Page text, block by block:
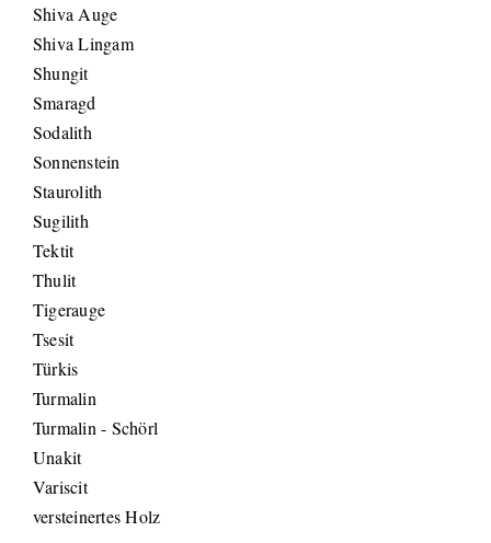
Shiva Auge
Shiva Lingam
Shungit
Smaragd
Sodalith
Sonnenstein
Staurolith
Sugilith
Tektit
Thulit
Tigerauge
Tsesit
Türkis
Turmalin
Turmalin - Schörl
Unakit
Variscit
versteinertes Holz